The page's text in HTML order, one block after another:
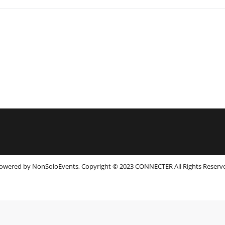
by NonSoloEvents, Copyright © 2023 CONNECTER All Rights